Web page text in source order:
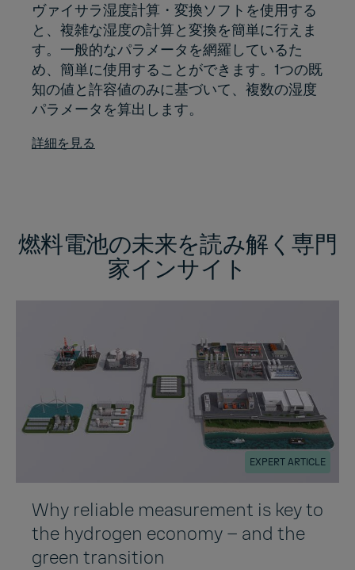
ヴァイサラ湿度計算・変換ソフトを使用する
と、複雑な湿度の計算と変換を簡単に行えま
す。一般的なパラメータを網羅しているた
め、簡単に使用することができます。1つの既
知の値と許容値のみに基づいて、複数の湿度
パラメータを算出します。
詳細を見る
燃料電池の未来を読み解く専門
家インサイト
EXPERT ARTICLE
Why reliable measurement is key to
the hydrogen economy – and the
green transition